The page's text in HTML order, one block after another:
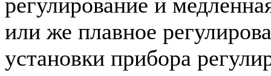
или же плавное
установки прибора